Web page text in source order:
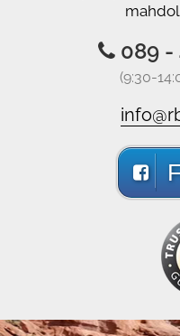
089 -
(9:30-